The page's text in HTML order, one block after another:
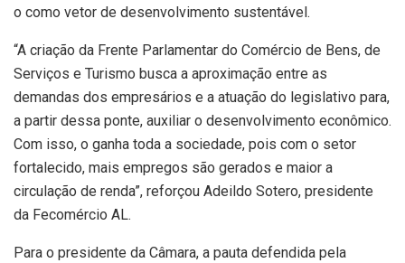
o como vetor de desenvolvimento sustentável.
“A criação da Frente Parlamentar do Comércio de Bens, de
Serviços e Turismo busca a aproximação entre as
demandas dos empresários e a atuação do legislativo para,
a partir dessa ponte, auxiliar o desenvolvimento econômico.
Com isso, o ganha toda a sociedade, pois com o setor
fortalecido, mais empregos são gerados e maior a
circulação de renda”, reforçou Adeildo Sotero, presidente
da Fecomércio AL.
Para o presidente da Câmara, a pauta defendida pela